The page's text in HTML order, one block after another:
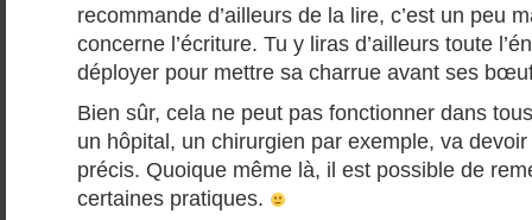
recommande d’ailleurs de la lire, c’est un peu
concerne l’écriture. Tu y liras d’ailleurs toute
déployer pour mettre sa charrue avant ses
Bien sûr, cela ne peut pas fonctionner dans
un hôpital, un chirurgien par exemple, va
précis. Quoique même là, il est possible de
certaines pratiques.